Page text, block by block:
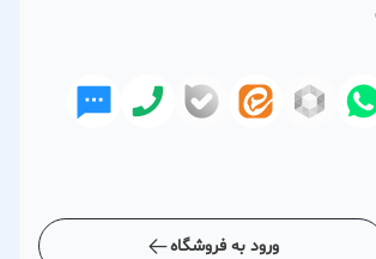
ورود به فروشگاه